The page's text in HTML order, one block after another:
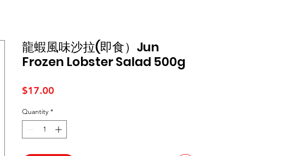
龍蝦風味沙拉(即食）Jun
Frozen Lobster Salad 500g
$17.00
Quantity *